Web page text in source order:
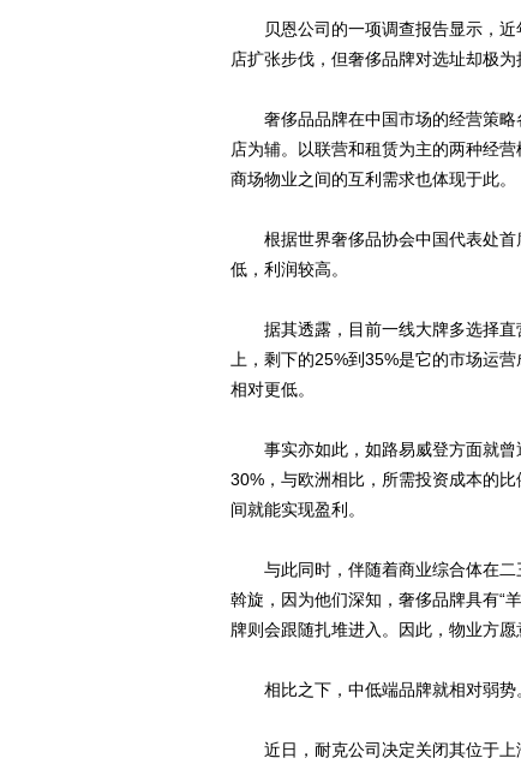
贝恩公司的一项调查报告显示，近
店扩张步伐，但奢侈品牌对选址却极
奢侈品品牌在中国市场的经营策略
店为辅。以联营和租赁为主的两种经
商场物业之间的互利需求也体现于此。
根据世界奢侈品协会中国代表处首
低，利润较高。
据其透露，目前一线大牌多选择直
上，剩下的25%到35%是它的市场运
相对更低。
事实亦如此，如路易威登方面就曾
30%，与欧洲相比，所需投资成本的
间就能实现盈利。
与此同时，伴随着商业综合体在二
斡旋，因为他们深知，奢侈品牌具有“
牌则会跟随扎堆进入。因此，物业方
相比之下，中低端品牌就相对弱势
近日，耐克公司决定关闭其位于上